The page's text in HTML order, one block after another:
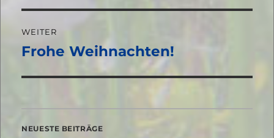
WEITER
Nächster
Frohe Weihnachten!
NEUESTE BEITRÄGE